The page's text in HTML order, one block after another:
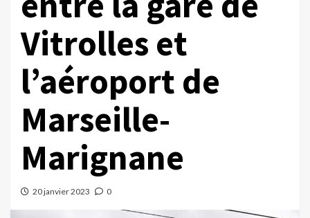
Vitrolles et
l’aéroport de
Marseille-
Marignane
20 janvier 2023 0